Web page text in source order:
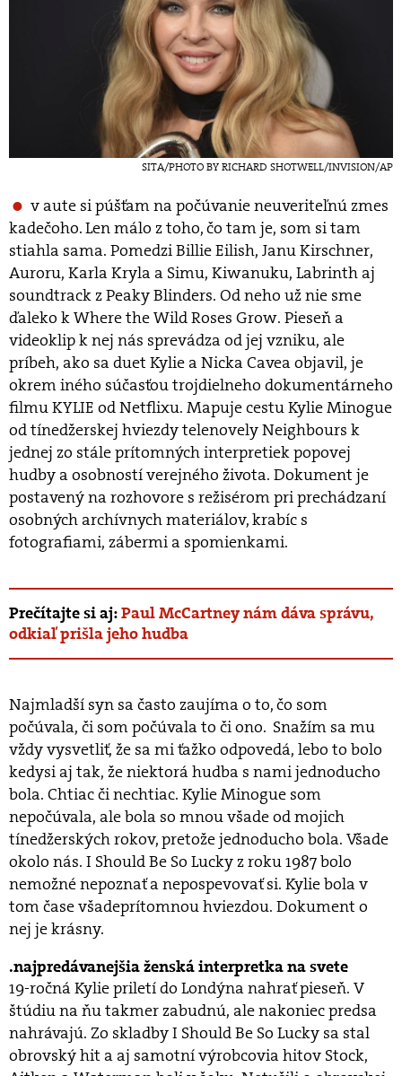
SITA/PHOTO BY RICHARD SHOTWELL/INVISION/AP
v aute si púšťam na počúvanie neuveriteľnú zmes
kadečoho. Len málo z toho, čo tam je, som si tam
stiahla sama. Pomedzi Billie Eilish, Janu Kirschner,
Auroru, Karla Kryla a Simu, Kiwanuku, Labrinth aj
soundtrack z Peaky Blinders. Od neho už nie sme
ďaleko k Where the Wild Roses Grow. Pieseň a
videoklip k nej nás sprevádza od jej vzniku, ale
príbeh, ako sa duet Kylie a Nicka Cavea objavil, je
okrem iného súčasťou trojdielneho dokumentárneho
filmu KYLIE od Netflixu. Mapuje cestu Kylie Minogue
od tínedžerskej hviezdy telenovely Neighbours k
jednej zo stále prítomných interpretiek popovej
hudby a osobností verejného života. Dokument je
postavený na rozhovore s režisérom pri prechádzaní
osobných archívnych materiálov, krabíc s
fotografiami, zábermi a spomienkami.
Prečítajte si aj:Paul McCartney nám dáva správu,
odkiaľ prišla jeho hudba
Najmladší syn sa často zaujíma o to, čo som
počúvala, či som počúvala to či ono. Snažím sa mu
vždy vysvetliť, že sa mi ťažko odpovedá, lebo to bolo
kedysi aj tak, že niektorá hudba s nami jednoducho
bola. Chtiac či nechtiac. Kylie Minogue som
nepočúvala, ale bola so mnou všade od mojich
tínedžerských rokov, pretože jednoducho bola. Všade
okolo nás. I Should Be So Lucky z roku 1987 bolo
nemožné nepoznať a nepospevovať si. Kylie bola v
tom čase všadeprítomnou hviezdou. Dokument o
nej je krásny.
najpredávanejšia ženská interpretka na svete
19-ročná Kylie priletí do Londýna nahrať pieseň. V
štúdiu na ňu takmer zabudnú, ale nakoniec predsa
nahrávajú. Zo skladby I Should Be So Lucky sa stal
obrovský hit a aj samotní výrobcovia hitov Stock,